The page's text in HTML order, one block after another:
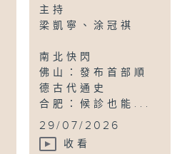
主持
梁凱寧、涂冠祺
南北快閃
佛山：發布首部順
德古代通史
合肥：候診也能...
29/07/2026
收看